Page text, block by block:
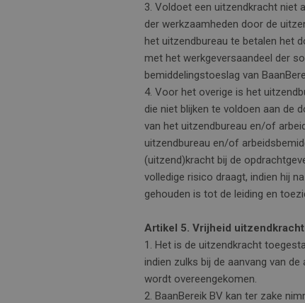
3. Voldoet een uitzendkracht niet
der werkzaamheden door de
het uitzendbureau te betalen het
met het werkgeversaandeel der
bemiddelingstoeslag van
4. Voor het overige is het
die niet blijken te voldoen aan de
van het uitzendbureau en/of
uitzendbureau en/of
(uitzend)kracht bij de
volledige risico draagt, indien hij
gehouden is tot de leiding en
Artikel 5. Vrijheid
1. Het is de uitzendkracht
indien zulks bij de aanvang van
wordt overeengekomen.
2. BaanBereik BV kan ter zake